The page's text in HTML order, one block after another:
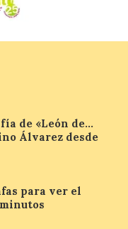
de «León de…
Álvarez desde
para ver el